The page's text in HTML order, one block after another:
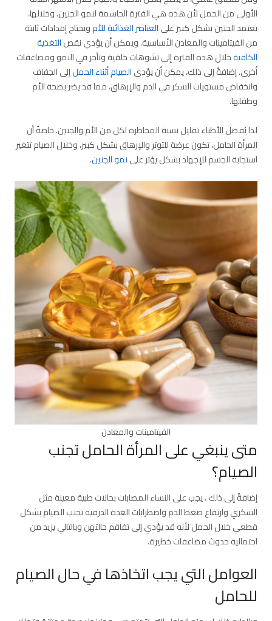
الأولى من الحمل لأن هذه هي الفترة الحاسمة لنمو الجنين. وخلالها،
يعتمد الجنين بشكل كبير علىالعناصر الغذائية للأمويحتاج إمدادات ثابتة
من الفيتامينات والمعادن الأساسية. ويمكن أن يؤدي نقصالتغذية
الكافيةخلال هذه الفترة إلى تشوهات خلقية وتأخر في النمو ومضاعفات
أخرى. إضافةً إلى ذلك، يمكن أن يؤديالصيام أثناء الحملإلى الجفاف
وانخفاض مستويات السكر في الدم والإرهاق، مما قد يضر بصحة الأم
وطفلها.
لذا يُفضل الأطباء تقليل نسبة المخاطرة لكل من الأم والجنين. خاصةً أن
المرأة الحامل، تكون عرضة للتوتر والإرهاق بشكل كبير، وخلال الصيام تتغير
استجابة الجسم للإجهاد بشكل يؤثر علىنمو الجنين.
الفيتامينات والمعادن
متى ينبغي على المرأة الحامل تجنب
الصيام؟
إضافةً إلى ذلك ، يجب على النساء المصابات بحالات طبية معينة مثل
السكري وارتفاع ضغط الدم واضطرابات الغدة الدرقية تجنب الصيام بشكل
قطعي خلال الحمل لأنه قد يؤدي إلى تفاقم حالتهن وبالتالي يزيد من
احتمالية حدوث مضاعفات خطيرة.
العوامل التي يجب اتخاذها في حال الصيام
للحامل